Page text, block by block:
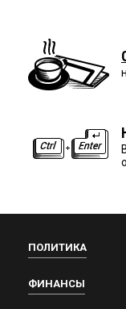
ПОЛИТИКА
ФИНАНСЫ